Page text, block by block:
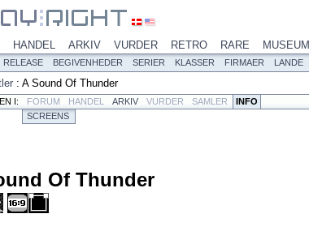
HANDEL ARKIV VURDER RETRO RARE MUSEUM
RELEASE BEGIVENHEDER SERIER KLASSER FIRMAER LANDE
: A Sound Of Thunder
I: FORUM HANDEL ARKIV VURDER SAMLER INFO
SCREENS
Of Thunder